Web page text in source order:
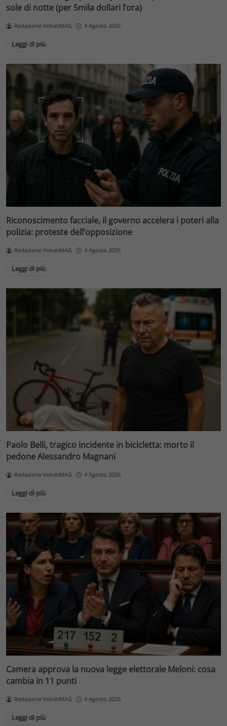
sole di notte (per 5mila dollari l’ora)
Redazione VelvetMAG 4 Agosto 2026
Leggi di più
Riconoscimento facciale, il governo accelera i poteri alla
polizia: proteste dell’opposizione
Redazione VelvetMAG 4 Agosto 2026
Leggi di più
Paolo Belli, tragico incidente in bicicletta: morto il
pedone Alessandro Magnani
Redazione VelvetMAG 4 Agosto 2026
Leggi di più
Camera approva la nuova legge elettorale Meloni: cosa
cambia in 11 punti
Redazione VelvetMAG 4 Agosto 2026
Leggi di più